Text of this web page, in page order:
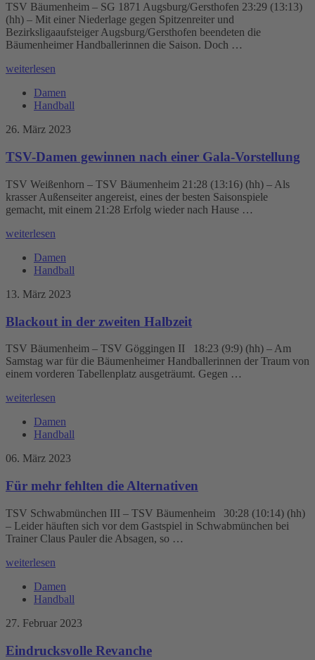
TSV Bäumenheim – SG 1871 Augsburg/Gersthofen 23:29 (13:13)
(hh) – Mit einer Niederlage gegen Spitzenreiter und
Bezirksligaaufsteiger Augsburg/Gersthofen beendeten die
Bäumenheimer Handballerinnen die Saison. Doch …
weiterlesen
Damen
Handball
26. März 2023
TSV-Damen gewinnen nach einer Gala-Vorstellung
TSV Weißenhorn – TSV Bäumenheim 21:28 (13:16) (hh) – Als
krasser Außenseiter angereist, eines der besten Saisonspiele
gemacht, mit einem 21:28 Erfolg wieder nach Hause …
weiterlesen
Damen
Handball
13. März 2023
Blackout in der zweiten Halbzeit
TSV Bäumenheim – TSV Göggingen II 18:23 (9:9) (hh) – Am
Samstag war für die Bäumenheimer Handballerinnen der Traum von
einem vorderen Tabellenplatz ausgeträumt. Gegen …
weiterlesen
Damen
Handball
06. März 2023
Für mehr fehlten die Alternativen
TSV Schwabmünchen III – TSV Bäumenheim 30:28 (10:14) (hh)
– Leider häuften sich vor dem Gastspiel in Schwabmünchen bei
Trainer Claus Pauler die Absagen, so …
weiterlesen
Damen
Handball
27. Februar 2023
Eindrucksvolle Revanche